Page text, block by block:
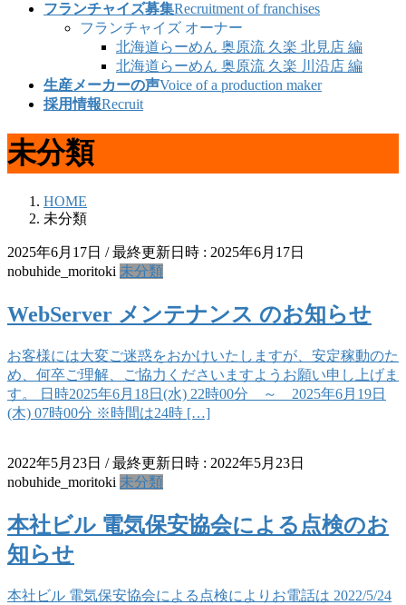
フランチャイズ募集Recruitment of franchises
フランチャイズ オーナー
北海道らーめん 奥原流 久楽 北見店 編
北海道らーめん 奥原流 久楽 川沿店 編
生産メーカーの声Voice of a production maker
採用情報Recruit
未分類
HOME
未分類
2025年6月17日 / 最終更新日時 : 2025年6月17日
nobuhide_moritoki 未分類
WebServer メンテナンス のお知らせ
お客様には大変ご迷惑をおかけいたしますが、安定稼動のた
め、何卒ご理解、ご協力くださいますようお願い申し上げま
す。 日時2025年6月18日(水) 22時00分 ～ 2025年6月19日
(木) 07時00分 ※時間は24時 […]
2022年5月23日 / 最終更新日時 : 2022年5月23日
nobuhide_moritoki 未分類
本社ビル 電気保安協会による点検のお
知らせ
本社ビル 電気保安協会による点検によりお電話は 2022/5/24